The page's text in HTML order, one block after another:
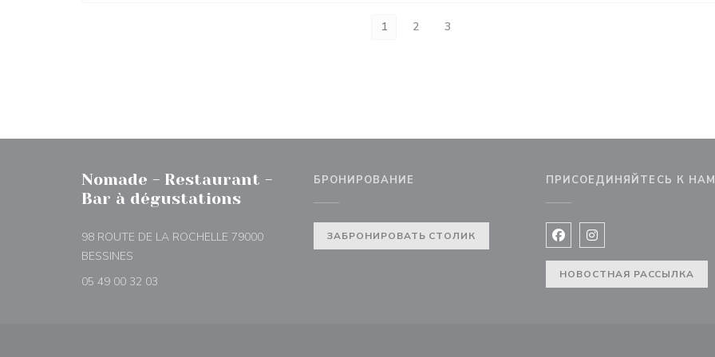
1 2 3
Nomade - Restaurant -
Bar à dégustations
98 ROUTE DE LA ROCHELLE 79000
BESSINES
05 49 00 32 03
БРОНИРОВАНИЕ
ЗАБРОНИРОВАТЬ СТОЛИК
ПРИСОЕДИНЯЙТЕСЬ К НАМ
Facebook ((открывается в
Instagram
НОВОСТНАЯ РАССЫЛКА